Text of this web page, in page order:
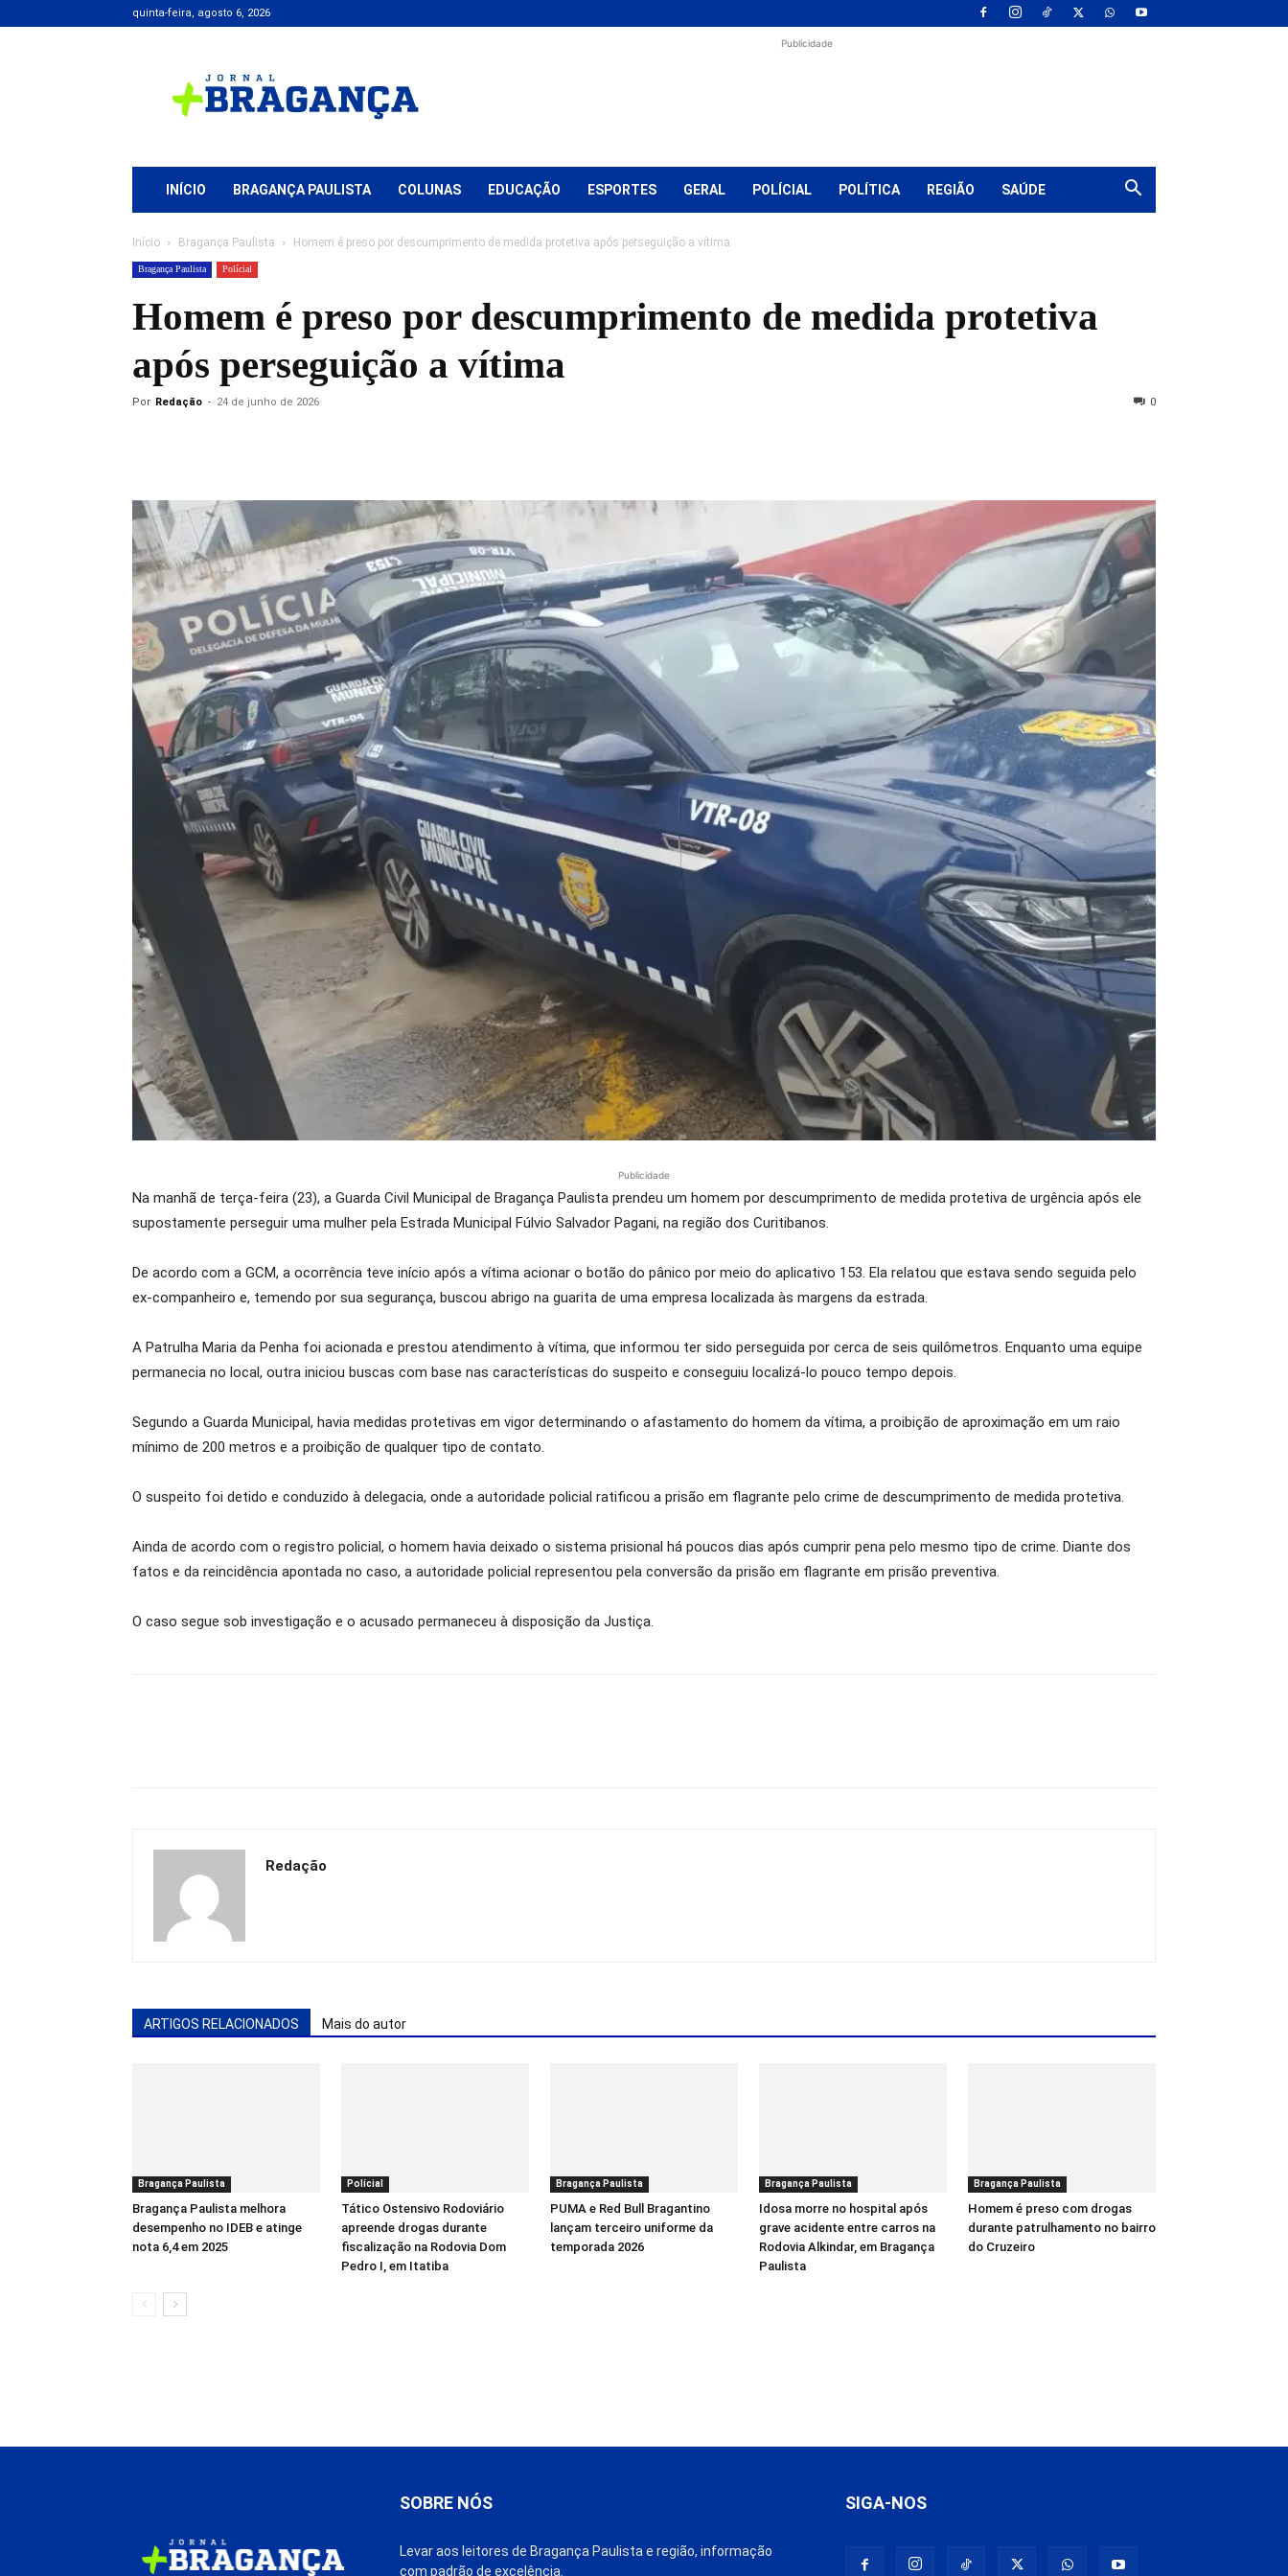
quinta-feira, agosto 6, 2026
+
Bragança
Publicidade
INÍCIO BRAGANÇA PAULISTA COLUNAS EDUCAÇÃO ESPORTES GERAL POLÍCIAL POLÍTICA REGIÃO SAÚDE
Início Bragança Paulista Homem é preso por descumprimento de medida protetiva após perseguição a vítima
Bragança Paulista Polícial
Homem é preso por descumprimento de medida protetiva
após perseguição a vítima
Por Redação - 24 de junho de 2026 0
Publicidade
Na manhã de terça-feira (23), a Guarda Civil Municipal de Bragança Paulista prendeu um homem por descumprimento de medida protetiva de urgência após ele
supostamente perseguir uma mulher pela Estrada Municipal Fúlvio Salvador Pagani, na região dos Curitibanos.
De acordo com a GCM, a ocorrência teve início após a vítima acionar o botão do pânico por meio do aplicativo 153. Ela relatou que estava sendo seguida pelo
ex-companheiro e, temendo por sua segurança, buscou abrigo na guarita de uma empresa localizada às margens da estrada.
A Patrulha Maria da Penha foi acionada e prestou atendimento à vítima, que informou ter sido perseguida por cerca de seis quilômetros. Enquanto uma equipe
permanecia no local, outra iniciou buscas com base nas características do suspeito e conseguiu localizá-lo pouco tempo depois.
Segundo a Guarda Municipal, havia medidas protetivas em vigor determinando o afastamento do homem da vítima, a proibição de aproximação em um raio
mínimo de 200 metros e a proibição de qualquer tipo de contato.
O suspeito foi detido e conduzido à delegacia, onde a autoridade policial ratificou a prisão em flagrante pelo crime de descumprimento de medida protetiva.
Ainda de acordo com o registro policial, o homem havia deixado o sistema prisional há poucos dias após cumprir pena pelo mesmo tipo de crime. Diante dos
fatos e da reincidência apontada no caso, a autoridade policial representou pela conversão da prisão em flagrante em prisão preventiva.
O caso segue sob investigação e o acusado permaneceu à disposição da Justiça.
Redação
ARTIGOS RELACIONADOS Mais do autor
Bragança Paulista
Bragança Paulista melhora
desempenho no IDEB e atinge
nota 6,4 em 2025
Polícial
Tático Ostensivo Rodoviário
apreende drogas durante
fiscalização na Rodovia Dom
Pedro I, em Itatiba
Bragança Paulista
PUMA e Red Bull Bragantino
lançam terceiro uniforme da
temporada 2026
Bragança Paulista
Idosa morre no hospital após
grave acidente entre carros na
Rodovia Alkindar, em Bragança
Paulista
Bragança Paulista
Homem é preso com drogas
durante patrulhamento no bairro
do Cruzeiro
SOBRE NÓS
Levar aos leitores de Bragança Paulista e região, informação
com padrão de excelência.
SIGA-NOS